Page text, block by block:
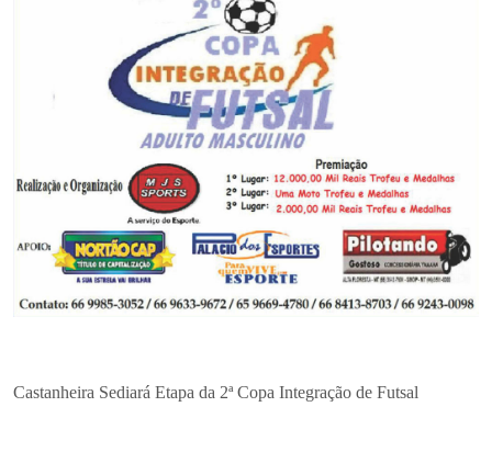
Castanheira Sediará Etapa da 2ª Copa Integração de Futsal